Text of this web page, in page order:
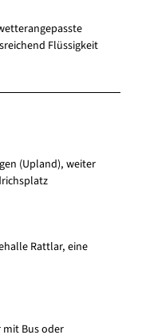
Flüssigkeit
(Upland), weiter
Rattlar, eine
mit Bus oder